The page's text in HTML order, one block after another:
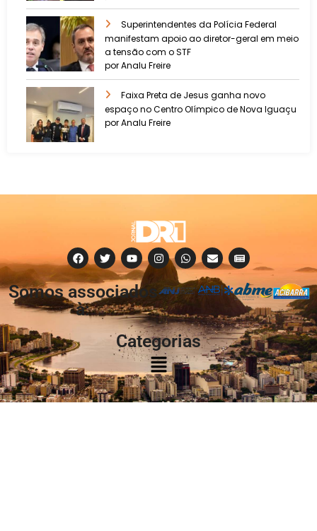
Superintendentes da Polícia Federal
manifestam apoio ao diretor-geral em meio
a tensão com o STF
por Analu Freire
Faixa Preta de Jesus ganha novo
espaço no Centro Olímpico de Nova Iguaçu
por Analu Freire
Somos associados
à:
Categorias